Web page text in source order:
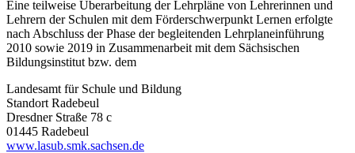
Eine teilweise Überarbeitung der Lehrpläne von Lehrerinnen und
Lehrern der Schulen mit dem Förderschwerpunkt Lernen erfolgte
nach Abschluss der Phase der begleitenden Lehrplaneinführung
2010 sowie 2019 in Zusammenarbeit mit dem Sächsischen
Bildungsinstitut bzw. dem
Landesamt für Schule und Bildung
Standort Radebeul
Dresdner Straße 78 c
01445 Radebeul
www.lasub.smk.sachsen.de